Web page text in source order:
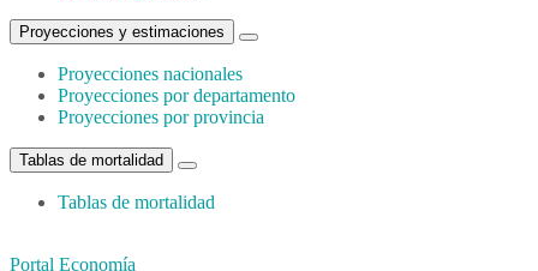
Proyecciones y estimaciones
Proyecciones nacionales
Proyecciones por departamento
Proyecciones por provincia
Tablas de mortalidad
Tablas de mortalidad
Portal Economía